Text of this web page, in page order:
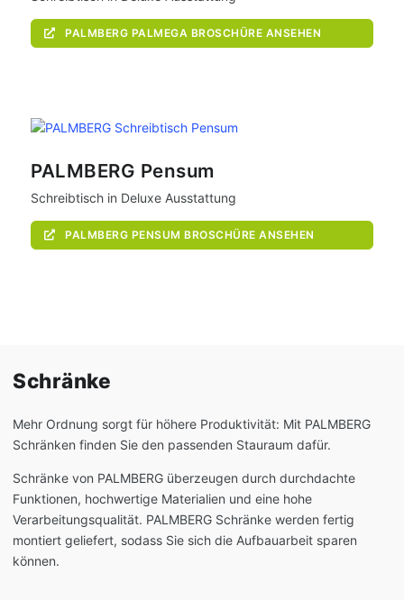
PALMBERG PALMEGA BROSCHÜRE ANSEHEN
PALMBERG Pensum
Schreibtisch in Deluxe Ausstattung
PALMBERG PENSUM BROSCHÜRE ANSEHEN
Schränke
Mehr Ordnung sorgt für höhere Produktivität: Mit PALMBERG
Schränken finden Sie den passenden Stauraum dafür.
Schränke von PALMBERG überzeugen durch durchdachte
Funktionen, hochwertige Materialien und eine hohe
Verarbeitungsqualität. PALMBERG Schränke werden fertig
montiert geliefert, sodass Sie sich die Aufbauarbeit sparen
können.